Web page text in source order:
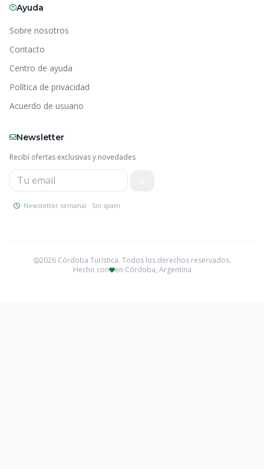
Ayuda
Sobre nosotros
Contacto
Centro de ayuda
Política de privacidad
Acuerdo de usuario
Newsletter
Recibí ofertas exclusivas y novedades
Newsletter semanal · Sin spam
2026 Córdoba Turística. Todos los derechos reservados.
Hecho con
en Córdoba, Argentina